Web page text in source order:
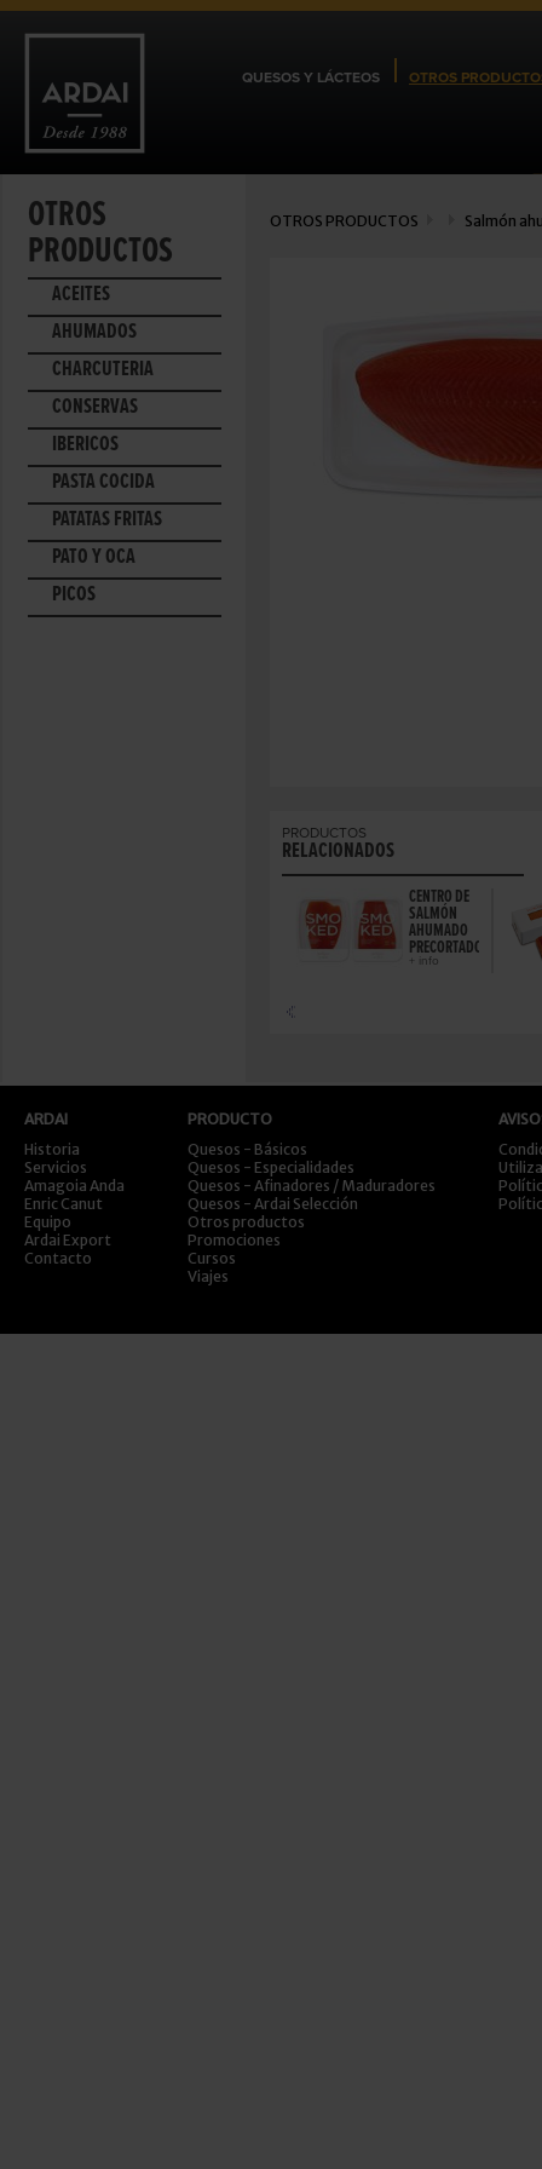
QUESOS Y LÁCTEOS OTROS
OTROS
PRODUCTOS
ACEITES
AHUMADOS
CHARCUTERÍA
CONSERVAS
IBÉRICOS
PASTA COCIDA
PATATAS FRITAS
PATO Y OCA
PICOS
OTROS PRODUCTOS Salmón
PRODUCTOS
RELACIONADOS
CENTRO DE
SALMÓN
AHUMADO
PRECORTADO
+ info
ARDAI
Historia
Servicios
Amagoia Anda
Enric Canut
Equipo
Ardai Export
Contacto
PRODUCTO
Quesos - Básicos
Quesos - Especialidades
Quesos - Afinadores / Maduradores
Quesos - Ardai Selección
Otros productos
Promociones
Cursos
Viajes